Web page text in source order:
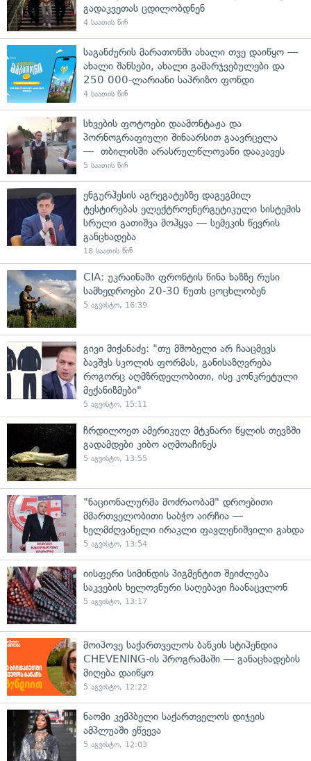
გადაკვეთას ცდილობდნენ
4 საათის წინ
საგანძურის მარათონში ახალი თვე დაიწყო —
ახალი შანსები, ახალი გამარჯვებულები და
250 000-ლარიანი საპრიზო ფონდი
4 საათის წინ
სხვების ფოტოები დაამონტაჟა და
პორნოგრაფიული შინაარსით გაავრცელა
— თბილისში არასრულწლოვანი დააკავეს
5 საათის წინ
ენგურჰესის აგრეგატებზე დაგეგმილ
ტესტირებას ელექტროენერგეტიკული სისტემის
სრული გათიშვა მოჰყვა — სემეკის წევრის
განცხადება
18 საათის წინ
CIA: უკრაინაში ფრონტის წინა ხაზზე რუსი
სამხედროები 20-30 წუთს ცოცხლობენ
5 აგვისტო, 16:39
გივი მიქანაძე: "თუ მშობელი არ ჩააცმევს
ბავშვს სკოლის ფორმას, განისაზღვრება
როგორც აღმზრდელობითი, ისე კონკრეტული
მექანიზმები"
5 აგვისტო, 15:11
ჩრდილოეთ ამერიკულ მტკნარი წყლის თევზში
გადამდები კიბო აღმოაჩინეს
5 აგვისტო, 13:55
"ნაციონალურმა მოძრაობამ" დროებითი
მმართველობითი საბჭო აირჩია —
ხელმძღვანელი ირაკლი ფავლენიშვილი გახდა
5 აგვისტო, 13:54
იისფერი სიმინდის პიგმენტით შეიძლება
საკვების ხელოვნური საღებავი ჩაანაცვლონ
5 აგვისტო, 13:17
მოიპოვე საქართველოს ბანკის სტიპენდია
CHEVENING-ის პროგრამაში — განაცხადების
მიღება დაიწყო
5 აგვისტო, 12:22
ნაომი კემპბელი საქართველოს დიჯეის
ამპლუაში ეწვევა
5 აგვისტო, 12:03